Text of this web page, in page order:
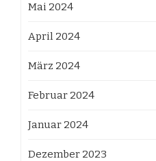
Mai 2024
April 2024
März 2024
Februar 2024
Januar 2024
Dezember 2023